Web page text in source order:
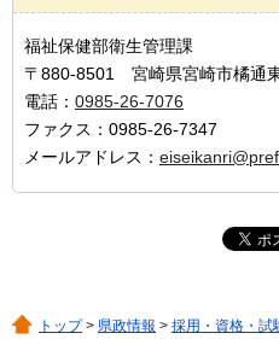
福祉保健部衛生管理課
〒880-8501 宮崎県宮崎市橘通
電話： 0985-26-7076
ファクス：0985-26-7347
メールアドレス：
トップ> 県政情報 > 採用・資格・試